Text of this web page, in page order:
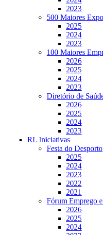
2023
500 Maiores
2025
2024
2023
100 Maiores
2026
2025
2024
2023
Diretório de
2026
2025
2024
2023
RL Iniciativas
Festa do Desporto
2025
2024
2023
2022
2021
Fórum Emprego
2026
2025
2024